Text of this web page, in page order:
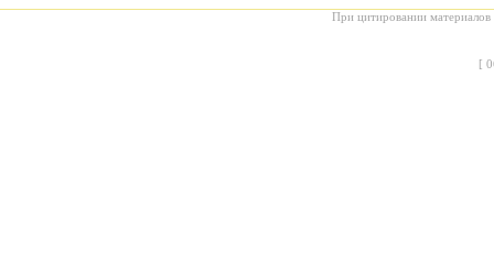
При цитировании материалов
[